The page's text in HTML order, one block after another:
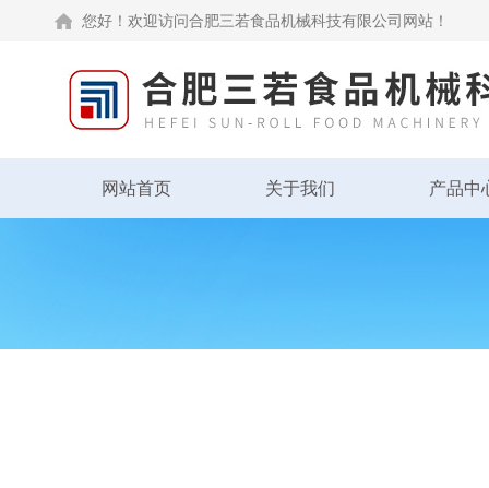
您好！欢迎访问合肥三若食品机械科技有限公司网站！
网站首页 关于我们 产品中